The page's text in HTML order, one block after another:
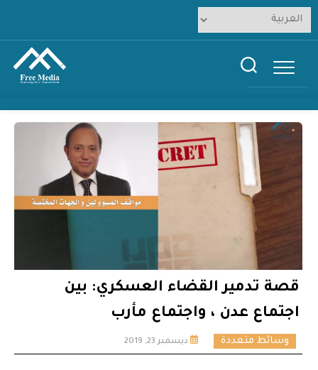
Skip
content
قصة تدمير القضاء العسكري: بين
اجتماع عدن ، واجتماع مأرب
وسائط متعددة ديسمبر 23, 2019